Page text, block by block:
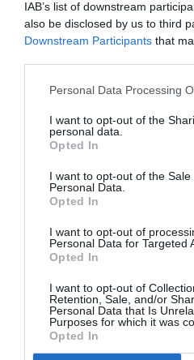
IAB’s list of downstream
also be disclosed by us to third
Downstream Participants that
Personal Data Processing
I want to opt-out of the
personal data.
Opted In
I want to opt-out of the Sale
Personal Data.
Opted In
I want to opt-out of
Personal Data for Targeted
Opted In
I want to opt-out of
Retention, Sale, and/or
Personal Data that Is
Purposes for which it was
Opted In
ont eu leurs retraites en France
pour toucher leurs soldes en
Orly Terminal Sud s’appeler
2019.
Kader
Le train d’Alger centre vers
prochaine quand Aigle Azur
Alger et Tizi Ouzou.